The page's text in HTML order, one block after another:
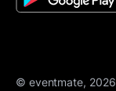
© eventmate, 2026